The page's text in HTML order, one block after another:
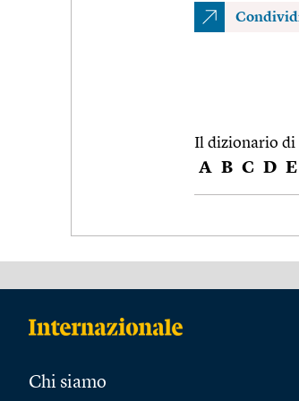
Il dizionario di
A B C D E
Chi siamo